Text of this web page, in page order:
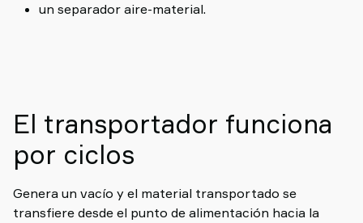
un separador aire-material.
El transportador funciona
por ciclos
Genera un vacío y el material transportado se
transfiere desde el punto de alimentación hacia la